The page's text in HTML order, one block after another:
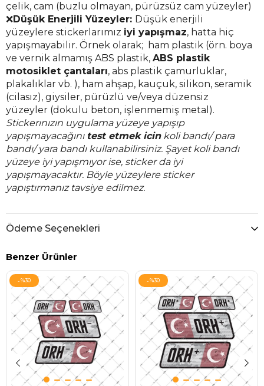
çelik, cam (buzlu olmayan, pürüzsüz cam yüzeyler)
❌Düşük Enerjili Yüzeyler: Düşük enerjili
yüzeylere stickerlarımız iyi yapışmaz, hatta hiç
yapışmayabilir. Örnek olarak; ham plastik (örn. boya
ve vernik almamış ABS plastik, ABS plastik
motosiklet çantaları, abs plastik çamurluklar,
plakalıklar vb. ), ham ahşap, kauçuk, silikon, seramik
(cilasız), giysiler, pürüzlü ve/veya düzensiz
yüzeyler (dokulu beton, işlenmemiş metal).
Stickerınızın uygulama yüzeye yapışıp
yapışmayacağını test etmek icinkoli bandı/ para
bandı/ yara bandı kullanabilirsiniz. Şayet koli bandı
yüzeye iyi yapışmıyor ise, sticker da iyi
yapışmayacaktır. Böyle yüzeylere sticker
yapıştırmanız tavsiye edilmez.
Ödeme Seçenekleri
Benzer Ürünler
%30 %30